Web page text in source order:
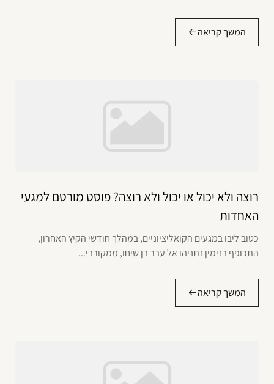
המשך קריאה
רוצה ולא יכול או יכול ולא רוצה? פוסט מורטם למגעי
האחדות
כטוב ליבו במגעים הקואליציוניים, במהלך חודשי הקיץ האחרון,
התכופף בנימין נתניהו אל עבר בן שיחו, ממקורבי...
המשך קריאה